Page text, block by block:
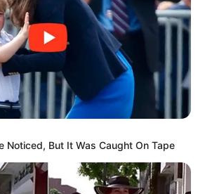
Noticed, But It Was Caught On Tape